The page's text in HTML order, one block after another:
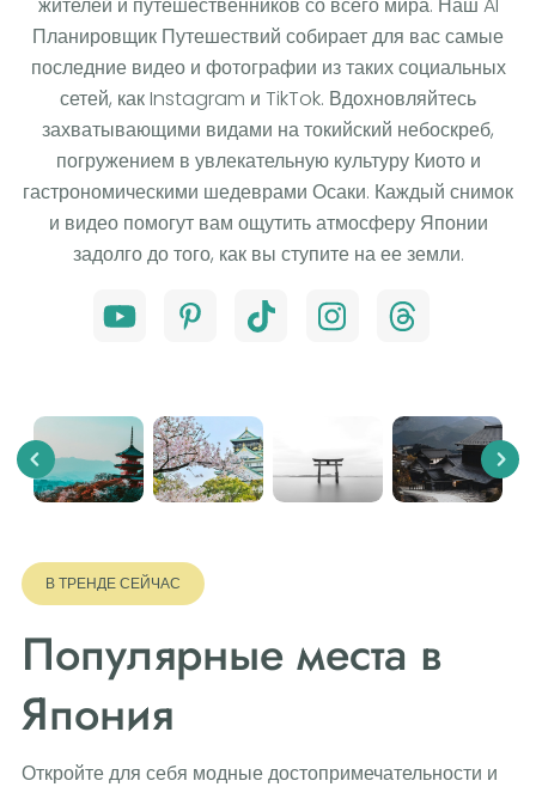
жителей и путешественников со всего мира. Наш AI
Планировщик Путешествий собирает для вас самые
последние видео и фотографии из таких социальных
сетей, как Instagram и TikTok. Вдохновляйтесь
захватывающими видами на токийский небоскреб,
погружением в увлекательную культуру Киото и
гастрономическими шедеврами Осаки. Каждый снимок
и видео помогут вам ощутить атмосферу Японии
задолго до того, как вы ступите на ее земли.
Previous
В ТРЕНДЕ СЕЙЧАС
Популярные места в
Япония
Откройте для себя модные достопримечательности и